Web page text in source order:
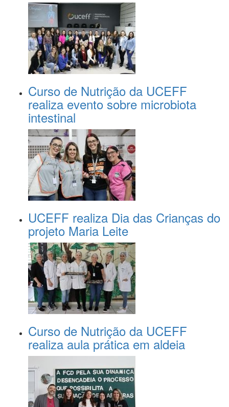
Curso de Nutrição da UCEFF
realiza evento sobre microbiota
intestinal
UCEFF realiza Dia das Crianças do
projeto Maria Leite
Curso de Nutrição da UCEFF
realiza aula prática em aldeia